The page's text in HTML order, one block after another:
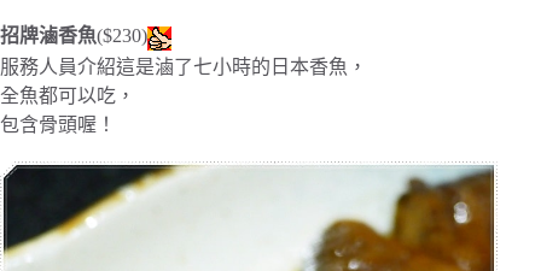
招牌滷香魚($230)
服務人員介紹這是滷了七小時的日本香魚，
全魚都可以吃，
包含骨頭喔！